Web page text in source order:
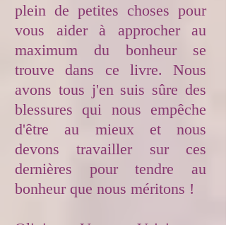
plein de petites choses pour
vous aider à approcher au
maximum du bonheur se
trouve dans ce livre. Nous
avons tous j'en suis sûre des
blessures qui nous empêche
d'être au mieux et nous
devons travailler sur ces
dernières pour tendre au
bonheur que nous méritons !